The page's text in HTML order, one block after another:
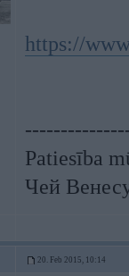
https://
Patiesība
Чей
20. Feb 2015, 10:14